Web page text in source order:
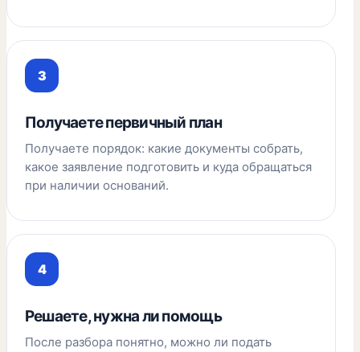
Получаете первичный план
Получаете порядок: какие документы собрать,
какое заявление подготовить и куда обращаться
при наличии оснований.
Решаете, нужна ли помощь
После разбора понятно, можно ли подать